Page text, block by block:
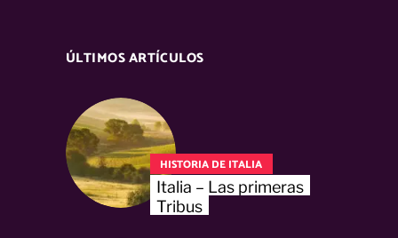
ÚLTIMOS ARTÍCULOS
HISTORIA DE ITALIA
Italia – Las primeras
Tribus